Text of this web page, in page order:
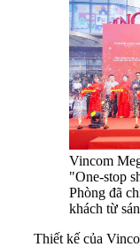
Vincom
"One-stop
Phòng đã
khách từ
Thiết kế của